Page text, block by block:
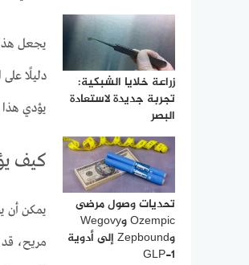
زراعة خلايا الشبكية:
تجربة جديدة لاستعادة
البصر
تحديات وصول مرضى
Ozempic وWegovy
وZepbound إلى أدوية
GLP-1
يجعل
دليلًا
يؤدي هذا
كيف
يمكن أن
مريح، قد